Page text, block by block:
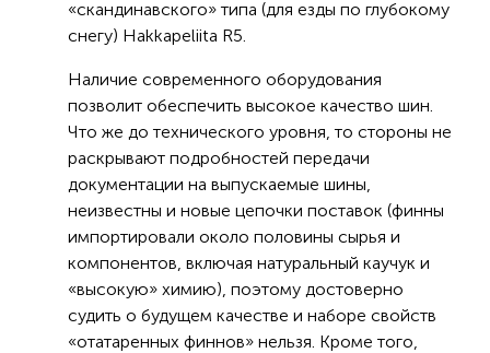
«скандинавского» типа (для езды по глубокому
снегу) Hakkapeliita R5.
Наличие современного оборудования
позволит обеспечить высокое качество шин.
Что же до технического уровня, то стороны не
раскрывают подробностей передачи
документации на выпускаемые шины,
неизвестны и новые цепочки поставок (финны
импортировали около половины сырья и
компонентов, включая натуральный каучук и
«высокую» химию), поэтому достоверно
судить о будущем качестве и наборе свойств
«отатаренных финнов» нельзя. Кроме того,